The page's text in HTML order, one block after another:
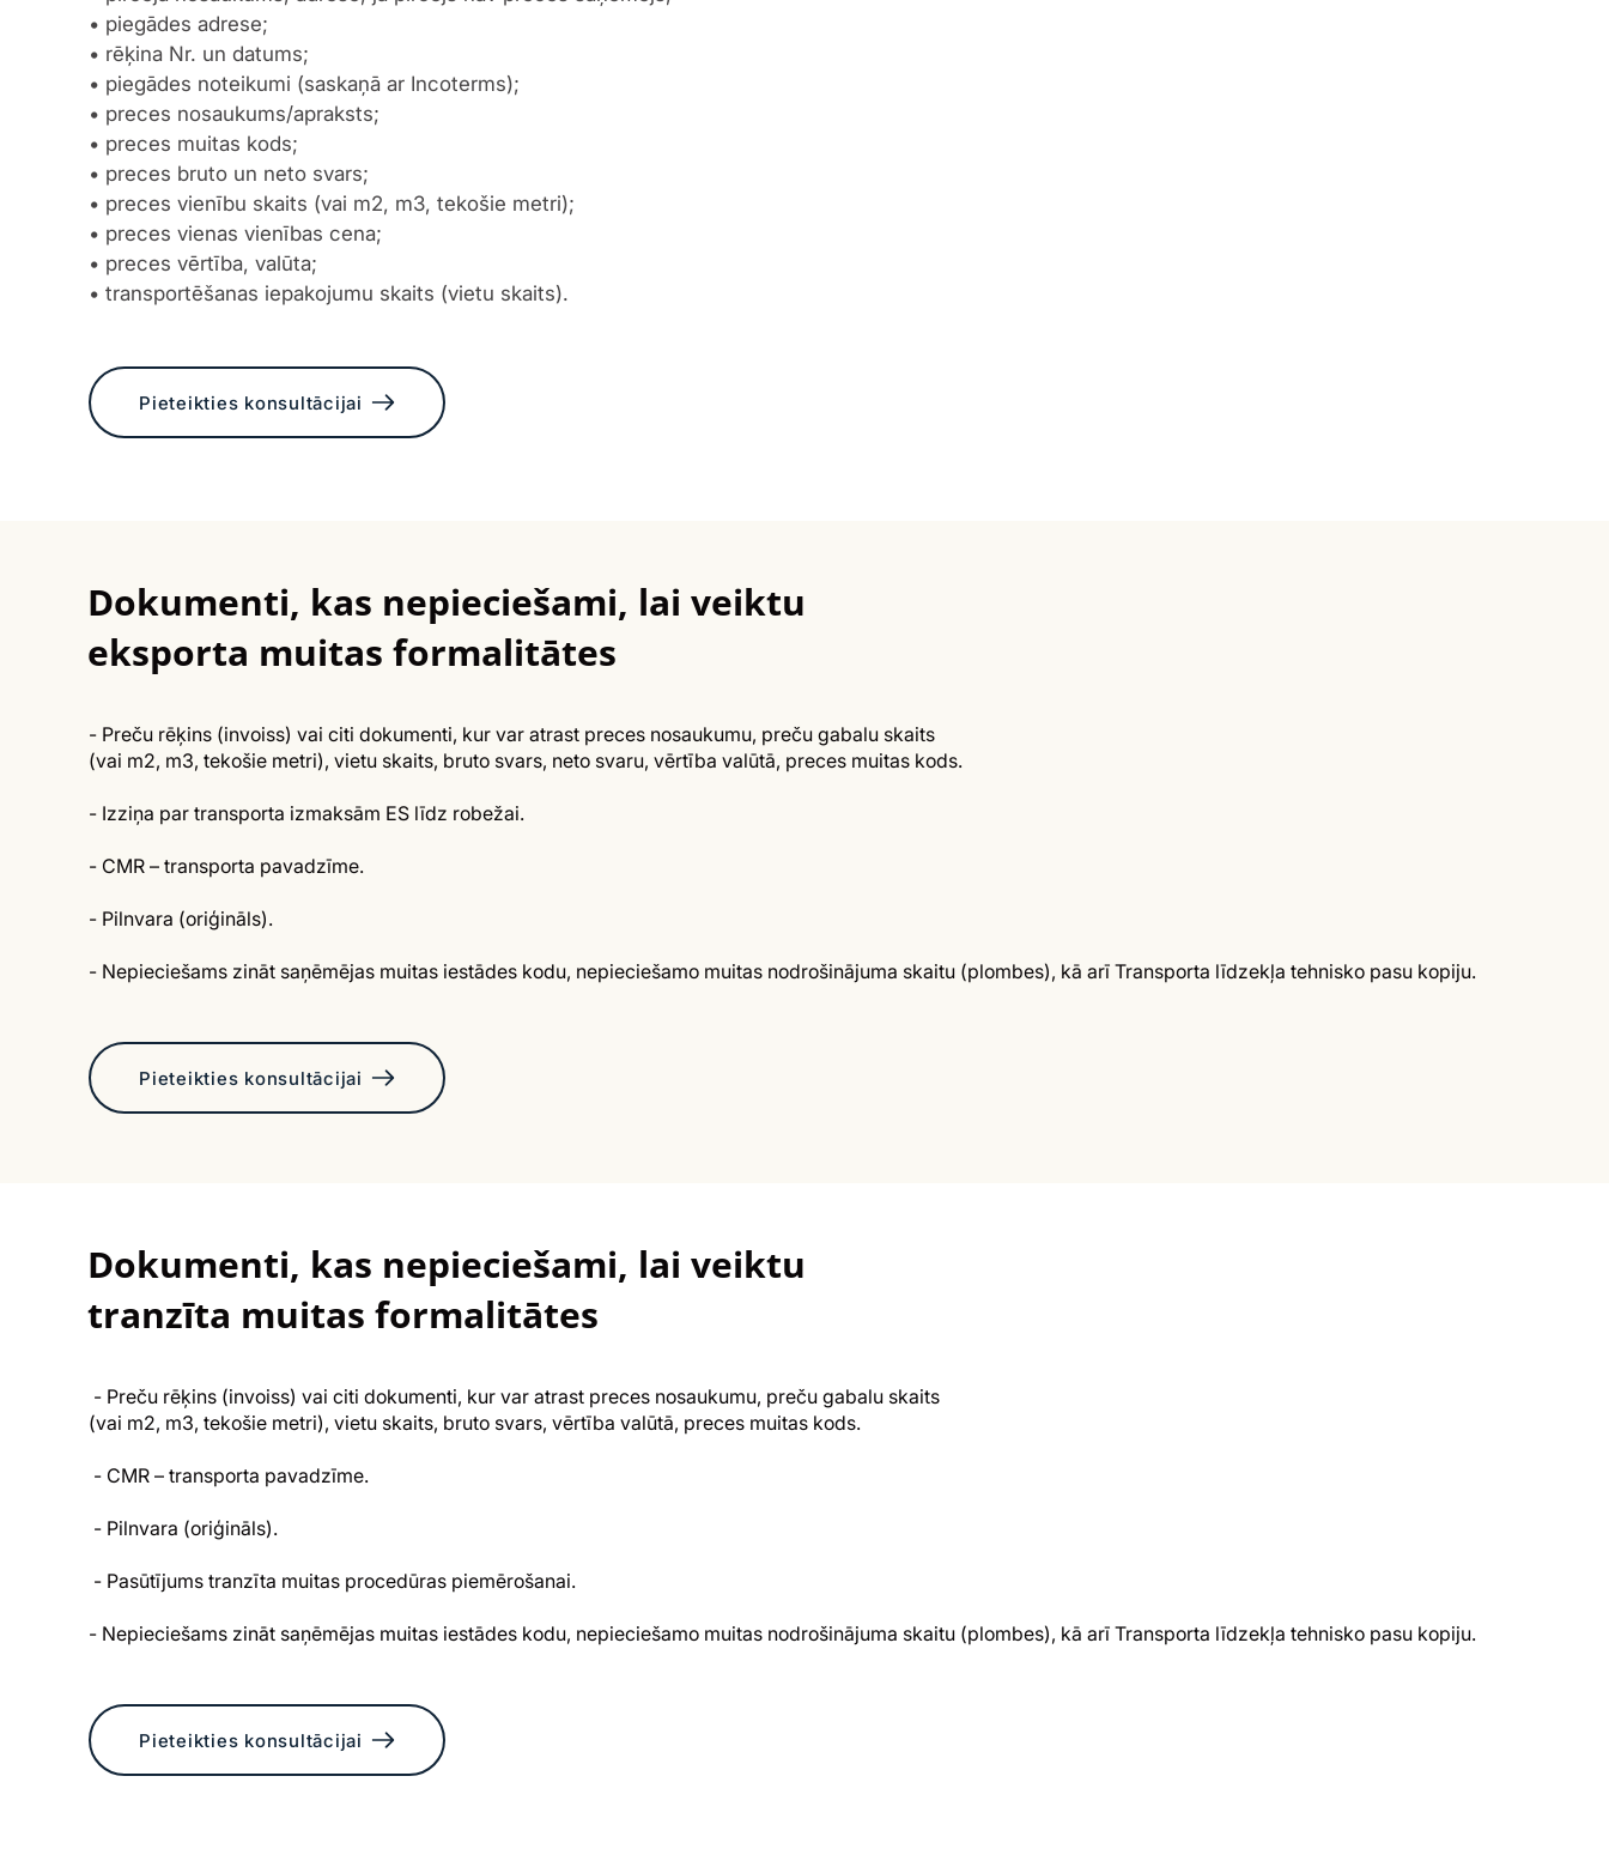
• piegādes adrese;
• rēķina Nr. un datums;
• piegādes noteikumi (saskaņā ar Incoterms);
• preces nosaukums/apraksts;
• preces muitas kods;
• preces bruto un neto svars;
• preces vienību skaits (vai m2, m3, tekošie metri);
• preces vienas vienības cena;
• preces vērtība, valūta;
• transportēšanas iepakojumu skaits (vietu skaits).
Pieteikties konsultācijai
Dokumenti, kas nepieciešami, lai veiktu
eksporta muitas formalitātes
- Preču rēķins (invoiss) vai citi dokumenti, kur var atrast preces nosaukumu, preču gabalu skaits
(vai m2, m3, tekošie metri), vietu skaits, bruto svars, neto svaru, vērtība valūtā, preces muitas kods.
- Izziņa par transporta izmaksām ES līdz robežai.
- CMR – transporta pavadzīme.
- Pilnvara (oriģināls).
- Nepieciešams zināt saņēmējas muitas iestādes kodu, nepieciešamo muitas nodrošinājuma skaitu (plombes), kā arī Transporta līdzekļa tehnisko pasu kopiju.
Pieteikties konsultācijai
Dokumenti, kas nepieciešami, lai veiktu
tranzīta muitas formalitātes
- Preču rēķins (invoiss) vai citi dokumenti, kur var atrast preces nosaukumu, preču gabalu skaits
(vai m2, m3, tekošie metri), vietu skaits, bruto svars, vērtība valūtā, preces muitas kods.
- CMR – transporta pavadzīme.
- Pilnvara (oriģināls).
- Pasūtījums tranzīta muitas procedūras piemērošanai.
- Nepieciešams zināt saņēmējas muitas iestādes kodu, nepieciešamo muitas nodrošinājuma skaitu (plombes), kā arī Transporta līdzekļa tehnisko pasu kopiju.
Pieteikties konsultācijai